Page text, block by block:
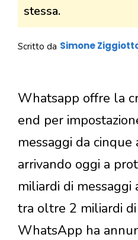
stessa.
Scritto da Simone
Whatsapp offre la
end per
messaggi da cinque
arrivando oggi a
miliardi di messaggi
tra oltre 2 miliardi di
WhatsApp ha